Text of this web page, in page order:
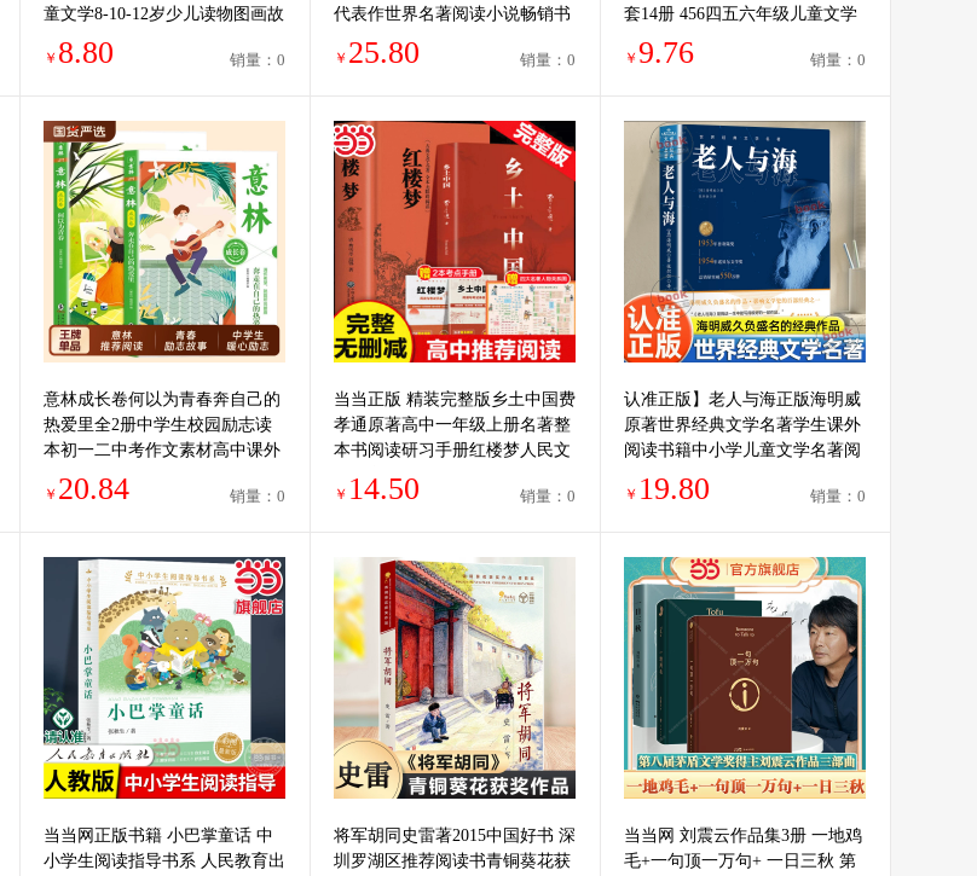
童文学8-10-12岁少儿读物图画故
事书三四五六年级小学生课外阅
读书籍
￥ 8.80 销量：0
代表作世界名著阅读小说畅销书
籍在彷徨中找寻自我于成长里拥
抱灵魂
￥ 25.80 销量：0
套14册 456四五六年级儿童文学
10-12周岁小学生课外阅读书籍
当当网
￥ 9.76 销量：0
意林成长卷何以为青春奔自己的
热爱里全2册中学生校园励志读
本初一二中考作文素材高中课外
阅读书籍20周年纪念书文学小说
摄影高考
￥ 20.84 销量：0
当当正版 精装完整版乡土中国费
孝通原著高中一年级上册名著整
本书阅读研习手册红楼梦人民文
学教育高中生课外书籍青岛出版
社
￥ 14.50 销量：0
认准正版】老人与海正版海明威
原著世界经典文学名著学生课外
阅读书籍中小学儿童文学名著阅
读中文版青少年阅读世界名著小
说书籍
￥ 19.80 销量：0
当当网正版书籍 小巴掌童话 中
小学生阅读指导书系 人民教育出
将军胡同史雷著2015中国好书 深
圳罗湖区推荐阅读书青铜葵花获
当当网 刘震云作品集3册 一地鸡
毛+一句顶一万句+ 一日三秋 第